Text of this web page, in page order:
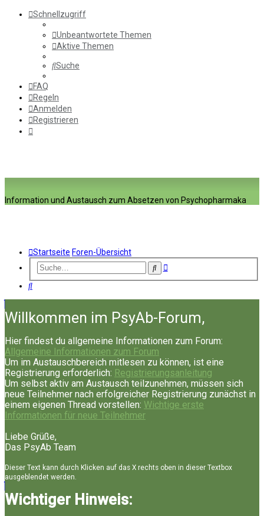
Schnellzugriff
Unbeantwortete Themen
Aktive Themen
Suche
FAQ
Regeln
Anmelden
Registrieren
Information und Austausch zum Absetzen von Psychopharmaka
Startseite Foren-Übersicht
SucheErweiterte
Suche
Willkommen im PsyAb-Forum,
Hier findest du allgemeine Informationen zum Forum:
Allgemeine Informationen zum Forum
Um im Austauschbereich mitlesen zu können, ist eine
Registrierung erforderlich: Registrierungsanleitung
Um selbst aktiv am Austausch teilzunehmen, müssen sich
neue Teilnehmer nach erfolgreicher Registrierung zunächst in
einem eigenen Thread vorstellen: Wichtige erste
Informationen für neue Teilnehmer
Liebe Grüße,
Das PsyAb Team
Dieser Text kann durch Klicken auf das X rechts oben in dieser Textbox
ausgeblendet werden.
Wichtiger Hinweis: